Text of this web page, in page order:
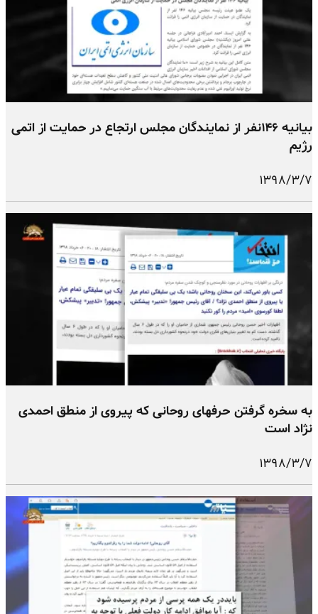
بیانیه ۱۴۶نفر از نمایندگان مجلس ارتجاع در حمایت از اتمی
رژیم
۱۳۹۸/۳/۷
به سخره گرفتن حرفهای روحانی که پیروی از منطق احمدی
نژاد است
۱۳۹۸/۳/۷